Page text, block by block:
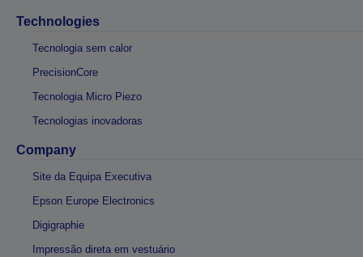
Technologies
Tecnologia sem calor
PrecisionCore
Tecnologia Micro Piezo
Tecnologias inovadoras
Company
Site da Equipa Executiva
Epson Europe Electronics
Digigraphie
Impressão direta em vestuário